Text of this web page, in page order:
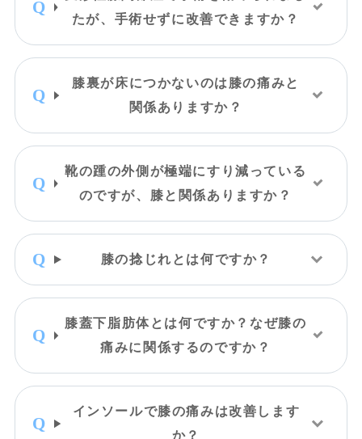
たが、手術せずに改善できますか？
膝裏が床につかないのは膝の痛みと
関係ありますか？
靴の踵の外側が極端にすり減っている
のですが、膝と関係ありますか？
膝の捻じれとは何ですか？
膝蓋下脂肪体とは何ですか？なぜ膝の
痛みに関係するのですか？
インソールで膝の痛みは改善します
か？